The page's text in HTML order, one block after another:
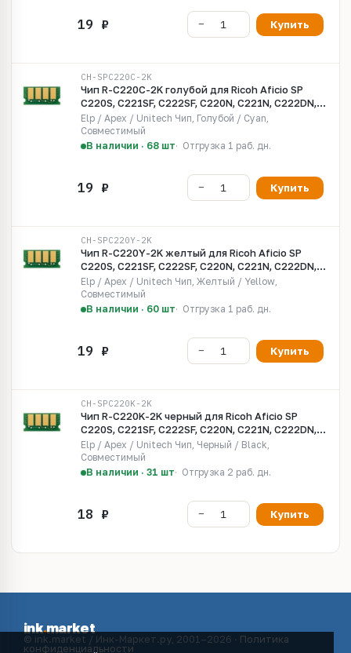
Купить
CH-SPC220C-2K
Чип R-C220C-2K голубой для Ricoh Aficio SP
C220S, C221SF, C222SF, C220N, C221N, C222DN,
C240DN/SF
Elp / Apex / Unitech Чип, Голубой / Cyan,
Совместимый
В наличии · 68 шт
Отгрузка 1 раб. дн.
Купить
CH-SPC220Y-2K
Чип R-C220Y-2K желтый для Ricoh Aficio SP
C220S, C221SF, C222SF, C220N, C221N, C222DN,
C240DN/SF
Elp / Apex / Unitech Чип, Желтый / Yellow,
Совместимый
В наличии · 60 шт
Отгрузка 1 раб. дн.
Купить
CH-SPC220K-2K
Чип R-C220K-2K черный для Ricoh Aficio SP
C220S, C221SF, C222SF, C220N, C221N, C222DN,
C240DN/SF
Elp / Apex / Unitech Чип, Черный / Black,
Совместимый
В наличии · 31 шт
Отгрузка 2 раб. дн.
Купить
ink.market
© ink.market / Инк-Маркет.ру, 2001–2026 · Политика
конфиденциальности